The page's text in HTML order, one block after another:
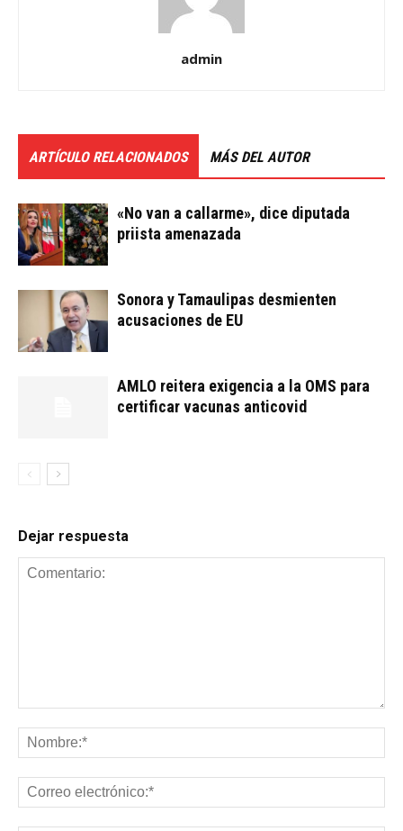
admin
ARTÍCULO RELACIONADOS MÁS DEL AUTOR
«No van a callarme», dice diputada
priista amenazada
Sonora y Tamaulipas desmienten
acusaciones de EU
AMLO reitera exigencia a la OMS para
certificar vacunas anticovid
Dejar respuesta